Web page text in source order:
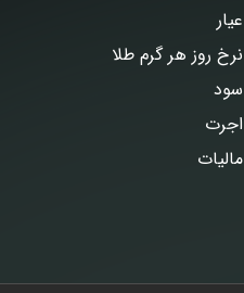
عیار
نرخ روز هر گرم طلا
سود
اجرت
مالیات